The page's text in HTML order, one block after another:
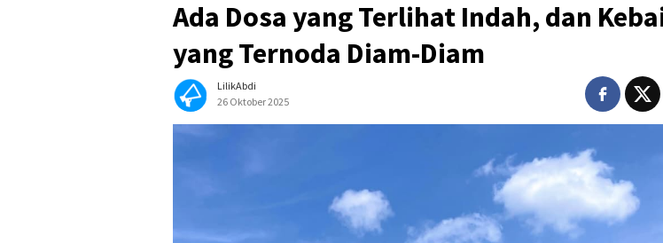
Ada Dosa yang Terlihat Indah, dan
yang Ternoda Diam-Diam
LilikAbdi
26 Oktober 2025